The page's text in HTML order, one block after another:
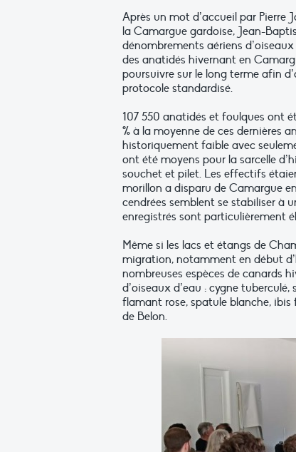
Après un mot d’accueil par
la Camargue gardoise, Jean-
dénombrements aériens
des anatidés hivernant en
poursuivre sur le long terme afin
protocole standardisé.
107 550 anatidés et foulques ont
% à la moyenne de ces dernières
historiquement faible avec
ont été moyens pour la sarcelle
souchet et pilet. Les effectifs
morillon a disparu de Camargue
cendrées semblent se stabiliser à
enregistrés sont particulièrement
Même si les lacs et étangs de
migration, notamment en début
nombreuses espèces de canards
d’oiseaux d’eau : cygne
flamant rose, spatule blanche,
de Belon.